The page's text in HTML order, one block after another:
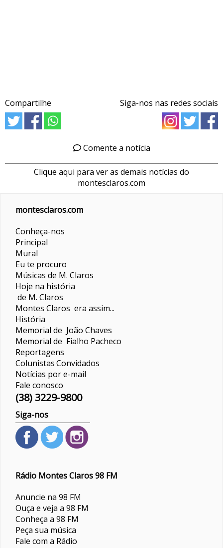
Compartilhe Siga-nos nas redes sociais
Comente a notícia
Clique aqui para ver as demais notícias do
montesclaros.com
montesclaros.com
Conheça-nos
Principal
Mural
Eu te procuro
Músicas de M. Claros
Hoje na história
de M. Claros
Montes Claros era assim...
História
Memorial de João Chaves
Memorial de Fialho Pacheco
Reportagens
ColunistasConvidados
Notícias por e-mail
Fale conosco
(38) 3229-9800
Siga-nos
Rádio Montes Claros 98 FM
Anuncie na 98 FM
Ouça e veja a 98 FM
Conheça a 98 FM
Peça sua música
Fale com a Rádio